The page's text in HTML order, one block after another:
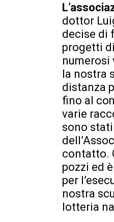
dottor
decise di
progetti
numerosi
la nostra
distanza
fino al
varie
sono
contatto.
pozzi ed
per
nostra
lotteria